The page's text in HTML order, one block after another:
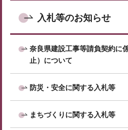
入札等のお知らせ
奈良県建設工事等請負契約に
止）について
防災・安全に関する入札等
まちづくりに関する入札等